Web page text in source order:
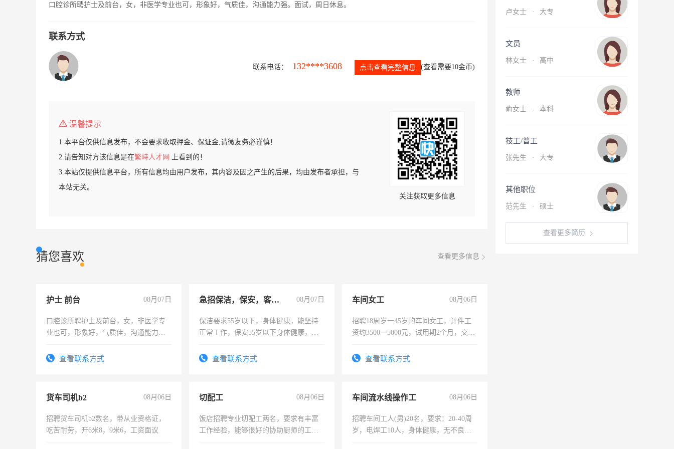
口腔诊所聘护士及前台，女，非医学专业也可，形象好，气质佳，沟通能力强。面试，周日休息。
联系方式
联系电话： 132****3608 点击查看完整信息 (查看需要10金币)
温馨提示
1.本平台仅供信息发布，不会要求收取押金、保证金,请微友务必谨慎！
2.请告知对方该信息是在繁峙人才网
上看到的！
3.本站仅提供信息平台，所有信息均由用户发布，其内容及因之产生的后果，均由发布者承担，与
本站无关。
关注获取更多信息
猜您喜欢 查看更多信息
护士 前台 08月07日
口腔诊所聘护士及前台，女，非医学专
业也可，形象好，气质佳，沟通能力
查看联系方式
急招保洁，保安，客服，工程 08月07日
保洁要求55岁以下，身体健康，能坚持
正常工作，保安55岁以下身体健康，有
录，客服要求45岁以下高中以上文化，
查看联系方式
车间女工 08月06日
招聘18周岁一45岁的车间女工，计件工
资约3500一5000元，试用期2个月，交五
查看联系方式
货车司机b2 08月06日
招聘货车司机b2数名，带从业资格证，
吃苦耐劳，开6米8，9米6，工资面议
切配工 08月06日
饭店招聘专业切配工两名，要求有丰富
工作经验，能够很好的协助厨师的工
车间流水线操作工 08月06日
招聘车间工人(男)20名，要求：20-40周
岁，电焊工10人，身体健康，无不良嗜
卢女士 · 大专
文员
林女士 · 高中
教师
俞女士 · 本科
技工/普工
张先生 · 大专
其他职位
范先生 · 硕士
查看更多简历